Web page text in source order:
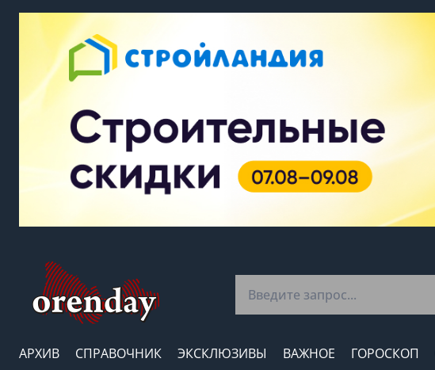
АРХИВ СПРАВОЧНИК ЭКСКЛЮЗИВЫ ВАЖНОЕ ГОРОСКОП